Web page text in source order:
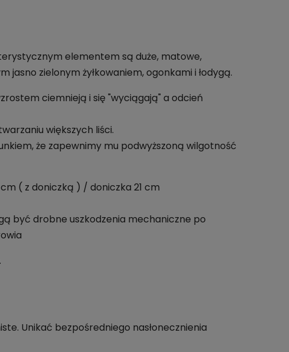
elementem są duże, matowe,
zielonym żyłkowaniem, ogonkami i łodygą.
ciemnieją i się "wyciągają" a odcień
większych liści.
że zapewnimy mu podwyższoną wilgotność
( z doniczką ) / doniczka 21 cm
być drobne uszkodzenia mechaniczne po
Unikać bezpośredniego nasłonecznienia